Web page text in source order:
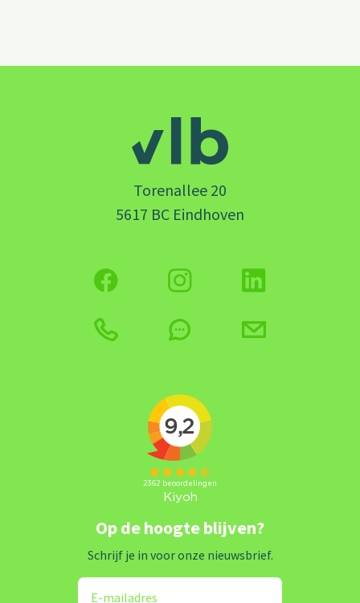
Torenallee 20
5617 BC Eindhoven
Op de hoogte blijven?
Schrijf je in voor onze nieuwsbrief.